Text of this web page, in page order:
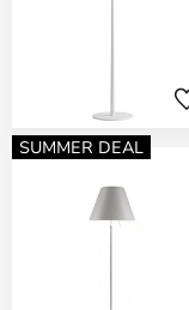
SUMMER DEAL